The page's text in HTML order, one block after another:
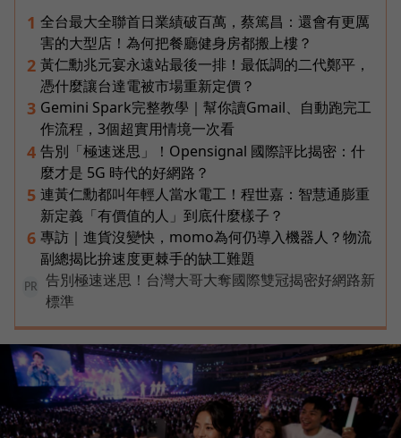
1 全台最大全聯首日業績破百萬，蔡篤昌：還會有更厲
害的大型店！為何把餐廳健身房都搬上樓？
2 黃仁勳兆元宴永遠站最後一排！最低調的二代鄭平，
憑什麼讓台達電被市場重新定價？
3 Gemini Spark完整教學｜幫你讀Gmail、自動跑完工
作流程，3個超實用情境一次看
4 告別「極速迷思」！Opensignal 國際評比揭密：什
麼才是 5G 時代的好網路？
5 連黃仁勳都叫年輕人當水電工！程世嘉：智慧通膨重
新定義「有價值的人」到底什麼樣子？
6 專訪｜進貨沒變快，momo為何仍導入機器人？物流
副總揭比拚速度更棘手的缺工難題
PR
告別極速迷思！台灣大哥大奪國際雙冠揭密好網路新
標準